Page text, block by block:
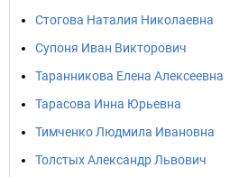
Стогова Наталия Николаевна
Супоня Иван Викторович
Таранникова Елена Алексеевна
Тарасова Инна Юрьевна
Тимченко Людмила Ивановна
Толстых Александр Львович